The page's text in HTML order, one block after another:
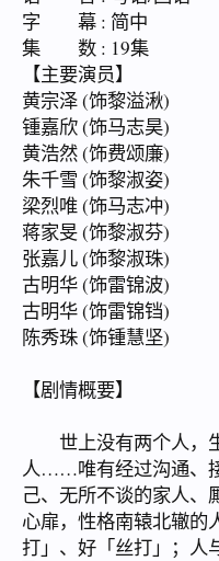
字 幕 : 简中
集 数 : 19集
【主要演员】
黄宗泽 (饰黎溢湫)
锺嘉欣 (饰马志昊)
黄浩然 (饰费颂廉)
朱千雪 (饰黎淑姿)
梁烈唯 (饰马志冲)
蒋家旻 (饰黎淑芬)
张嘉儿 (饰黎淑珠)
古明华 (饰雷锦波)
古明华 (饰雷锦铛)
陈秀珠 (饰锺慧坚)
【剧情概要】
世上没有两个人，
人……唯有经过沟通、
己、无所不谈的家人、
心扉，性格南辕北辙的
打」、好「丝打」；人